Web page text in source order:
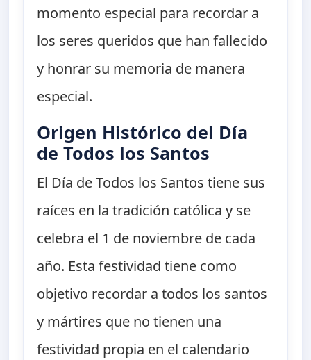
momento especial para recordar a
los seres queridos que han fallecido
y honrar su memoria de manera
especial.
Origen Histórico del Día
de Todos los Santos
El Día de Todos los Santos tiene sus
raíces en la tradición católica y se
celebra el 1 de noviembre de cada
año. Esta festividad tiene como
objetivo recordar a todos los santos
y mártires que no tienen una
festividad propia en el calendario